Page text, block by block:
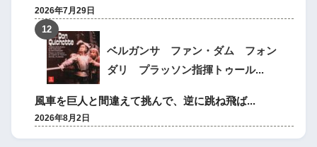
2026年7月29日
ベルガンサ ファン・ダム フォン
ダリ プラッソン指揮トゥール...
風車を巨人と間違えて挑んで、逆に跳ね飛ば...
2026年8月2日